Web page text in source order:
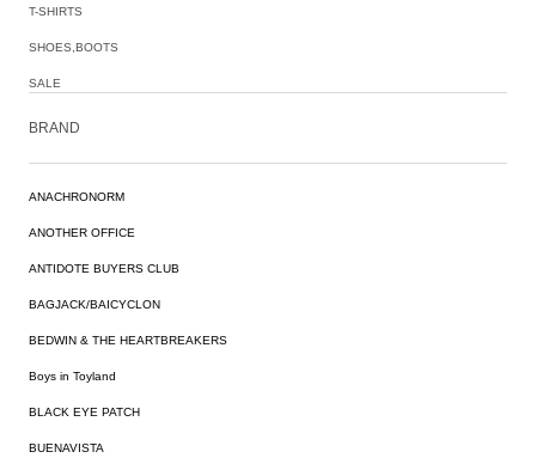
T-SHIRTS
SHOES,BOOTS
SALE
BRAND
ANACHRONORM
ANOTHER OFFICE
ANTIDOTE BUYERS CLUB
BAGJACK/BAICYCLON
BEDWIN & THE HEARTBREAKERS
Boys in Toyland
BLACK EYE PATCH
BUENAVISTA